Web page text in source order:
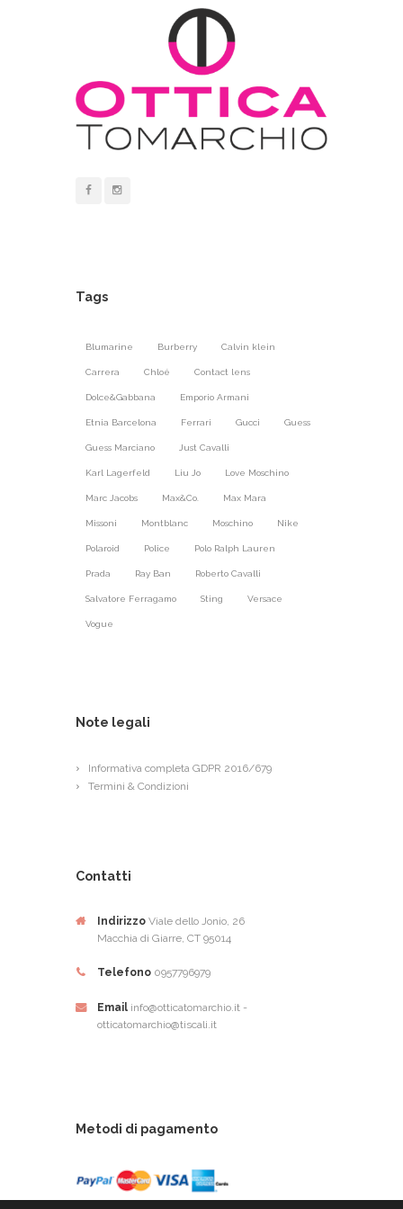
Tags
Blumarine Burberry Calvin klein
Carrera Chloé Contact lens
Dolce&Gabbana Emporio Armani
Etnia Barcelona Ferrari Gucci Guess
Guess Marciano Just Cavalli
Karl Lagerfeld Liu Jo Love Moschino
Marc Jacobs Max&Co. Max Mara
Missoni Montblanc Moschino Nike
Polaroid Police Polo Ralph Lauren
Prada Ray Ban Roberto Cavalli
Salvatore Ferragamo Sting Versace
Vogue
Note legali
Informativa completa GDPR 2016/679
Termini & Condizioni
Contatti
Indirizzo Viale dello Jonio, 26
Macchia di Giarre, CT 95014
Telefono 0957796979
Email info@otticatomarchio.it -
otticatomarchio@tiscali.it
Metodi di pagamento